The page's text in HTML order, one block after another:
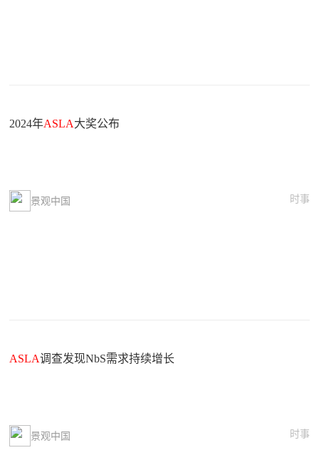
2024年ASLA大奖公布
景观中国 时事
ASLA调查发现NbS需求持续增长
景观中国 时事